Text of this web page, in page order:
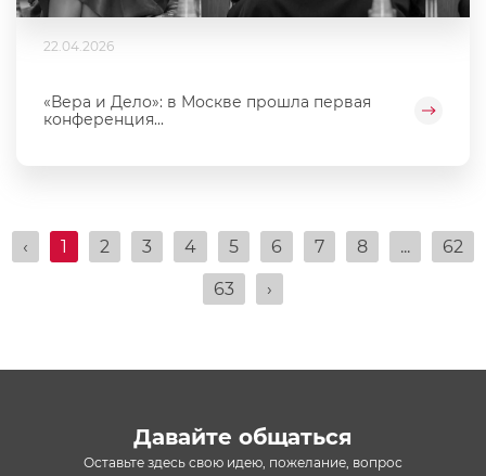
22.04.2026
«Вера и Дело»: в Москве прошла первая
конференция...
‹ 1 2 3 4 5 6 7 8 ... 62
63 ›
Давайте общаться
Оставьте здесь свою идею, пожелание, вопрос